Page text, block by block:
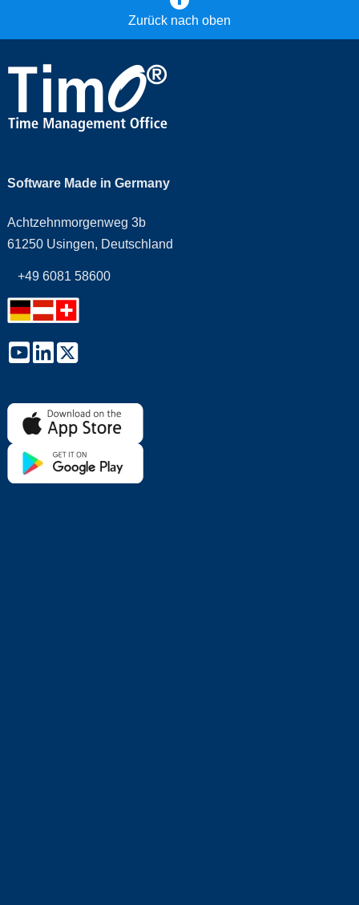
Zurück nach oben
Software Made in Germany
Achtzehnmorgenweg 3b
61250 Usingen, Deutschland
+49 6081 58600